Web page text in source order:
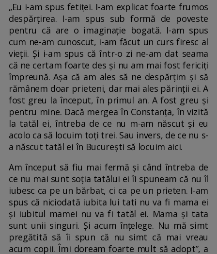
„Eu i-am spus fetiței. I-am explicat foarte frumos
despărțirea. I-am spus sub formă de poveste
pentru că are o imaginație bogată. I-am spus
cum ne-am cunoscut, i-am făcut un curs firesc al
vieții. Și i-am spus că într-o zi ne-am dat seama
că ne certam foarte des și nu am mai fost fericiți
împreună. Așa că am ales să ne despărțim și să
rămânem doar prieteni, dar mai ales părinții ei. A
fost greu la început, în primul an. A fost greu și
pentru mine. Dacă mergea în Constanța, în vizită
la tatăl ei, întreba de ce nu m-am născut și eu
acolo ca să locuim toți trei. Sau invers, de ce nu s-
a născut tatăl ei în București să locuim aici.
Am început să fiu mai fermă și când întreba de
ce nu mai sunt soția tatălui ei îi spuneam că nu îl
iubesc ca pe un bărbat, ci ca pe un prieten. I-am
spus că niciodată iubita lui tati nu va fi mama ei
și iubitul mamei nu va fi tatăl ei. Mama și tata
sunt unii singuri. Și acum înțelege. Nu mă simt
pregătită să îi spun că nu simt că mai vreau
acum copii. Îmi doream foarte mult să adopt”, a